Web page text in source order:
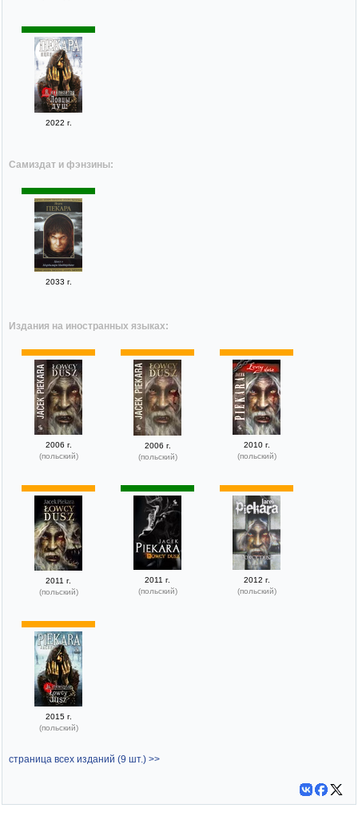
2022 г.
Самиздат и фэнзины:
2033 г.
Издания на иностранных языках:
2006 г.
(польский)
2006 г.
(польский)
2010 г.
(польский)
2011 г.
(польский)
2011 г.
(польский)
2012 г.
(польский)
2015 г.
(польский)
страница всех изданий (9 шт.) >>